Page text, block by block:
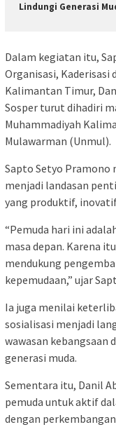
Lindungi Generasi
Dalam kegiatan itu,
Organisasi, Kaderisasi
Kalimantan Timur,
Sosper turut dihadiri
Muhammadiyah
Mulawarman (Unmul).
Sapto Setyo Pramono
menjadi landasan
yang produktif,
“Pemuda hari ini
masa depan. Karena
mendukung
kepemudaan,” ujar
Ia juga menilai
sosialisasi menjadi
wawasan kebangsaan
generasi muda.
Sementara itu, Danil
pemuda untuk aktif
dengan